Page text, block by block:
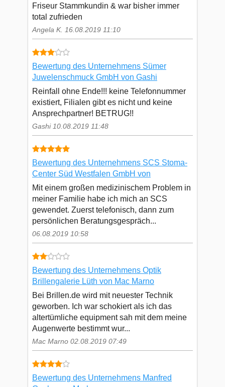
Friseur Stammkundin & war bisher immer
total zufrieden
Angela K. 16.08.2019 11:10
Bewertung des Unternehmens Sümer
Juwelenschmuck GmbH von Gashi
Reinfall ohne Ende!!! keine Telefonnummer
existiert, Filialen gibt es nicht und keine
Ansprechpartner! BETRUG!!
Gashi 10.08.2019 11:48
Bewertung des Unternehmens SCS Stoma-
Center Süd Westfalen GmbH von
Mit einem großen medizinischem Problem in
meiner Familie habe ich mich an SCS
gewendet. Zuerst telefonisch, dann zum
persönlichen Beratungsgespräch...
06.08.2019 10:58
Bewertung des Unternehmens Optik
Brillengalerie Lüth von Mac Marno
Bei Brillen.de wird mit neuester Technik
geworben. Ich war schokiert als ich das
altertümliche equipment sah mit dem meine
Augenwerte bestimmt wur...
Mac Marno 02.08.2019 07:49
Bewertung des Unternehmens Manfred